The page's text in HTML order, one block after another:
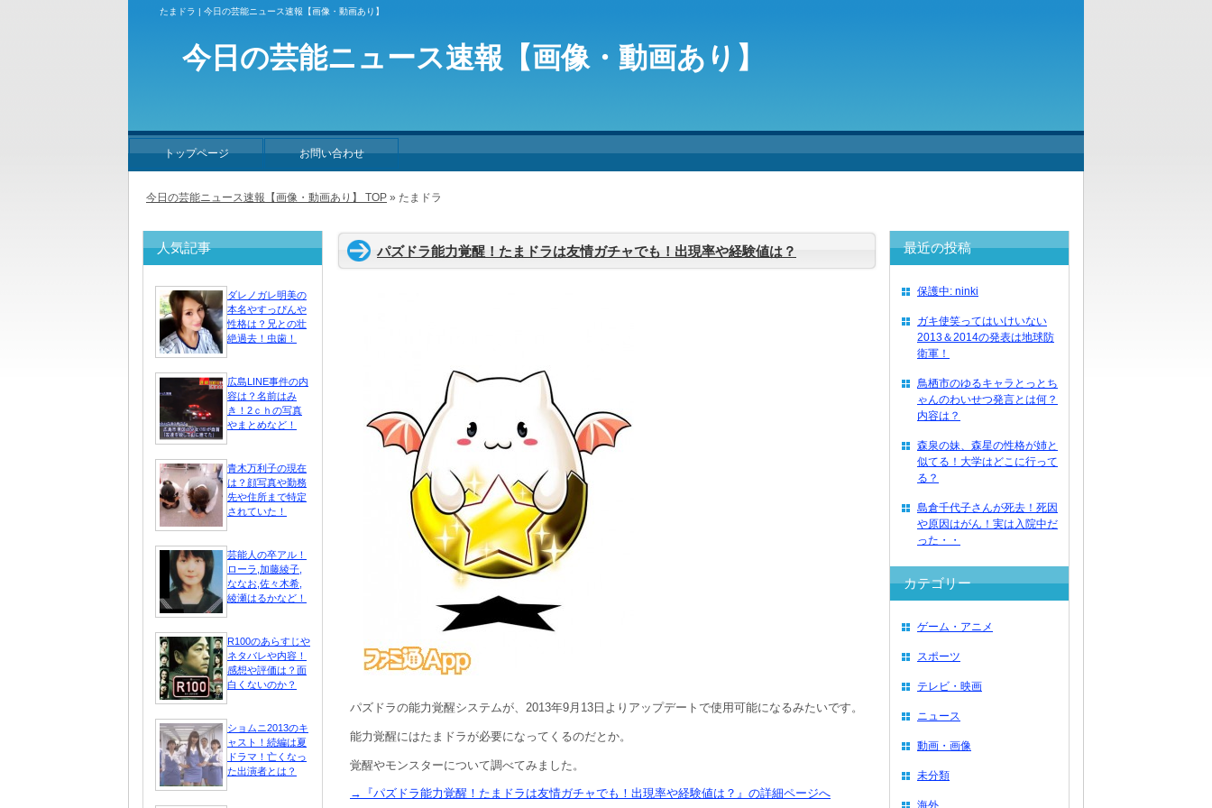
たまドラ | 今日の芸能ニュース速報【画像・動画あり】
パズドラ能力覚醒！たまドラは友情ガチャでも！出現率や経験値は？
パズドラの能力覚醒システムが、2013年9月13日よりアップデートで使用可能になるみたいです。
能力覚醒にはたまドラが必要になってくるのだとか。
覚醒やモンスターについて調べてみました。
→『パズドラ能力覚醒！たまドラは友情ガチャでも！出現率や経験値は？』の詳細ページへ
人気記事
ダレノガレ明美の
本名やすっぴんや
性格は？兄との壮
絶過去！虫歯！
広島LINE事件の内
容は？名前はみ
き！2ｃｈの写真
やまとめなど！
青木万利子の現在
は？顔写真や勤務
先や住所まで特定
されていた！
芸能人の卒アル！
ローラ,加藤綾子,
ななお,佐々木希,
綾瀬はるかなど！
R100のあらすじや
ネタバレや内容！
感想や評価は？面
白くないのか？
ショムニ2013のキ
ャスト！続編は夏
ドラマ！亡くなっ
た出演者とは？
最近の投稿
保護中: ninki
ガキ使笑ってはいけいない
2013＆2014の発表は地球防
衛軍！
鳥栖市のゆるキャラとっとち
ゃんのわいせつ発言とは何？
内容は？
森泉の妹、森星の性格が姉と
似てる！大学はどこに行って
る？
島倉千代子さんが死去！死因
や原因はがん！実は入院中だ
った・・
カテゴリー
ゲーム・アニメ
スポーツ
テレビ・映画
ニュース
動画・画像
未分類
海外
今日の芸能ニュース速報【画像・動画あり】 TOP » たまドラ
今日の芸能ニュース速報【画像・動画あり】
トップページ お問い合わせ